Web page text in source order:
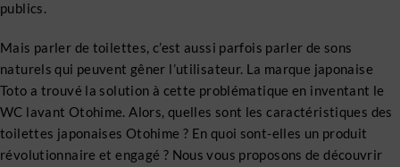
publics.
Mais parler de toilettes, c’est aussi parfois parler de sons
naturels qui peuvent gêner l’utilisateur. La marque japonaise
Toto a trouvé la solution à cette problématique en inventant le
WC lavant Otohime. Alors, quelles sont les caractéristiques des
toilettes japonaises Otohime ? En quoi sont-elles un produit
révolutionnaire et engagé ? Nous vous proposons de découvrir